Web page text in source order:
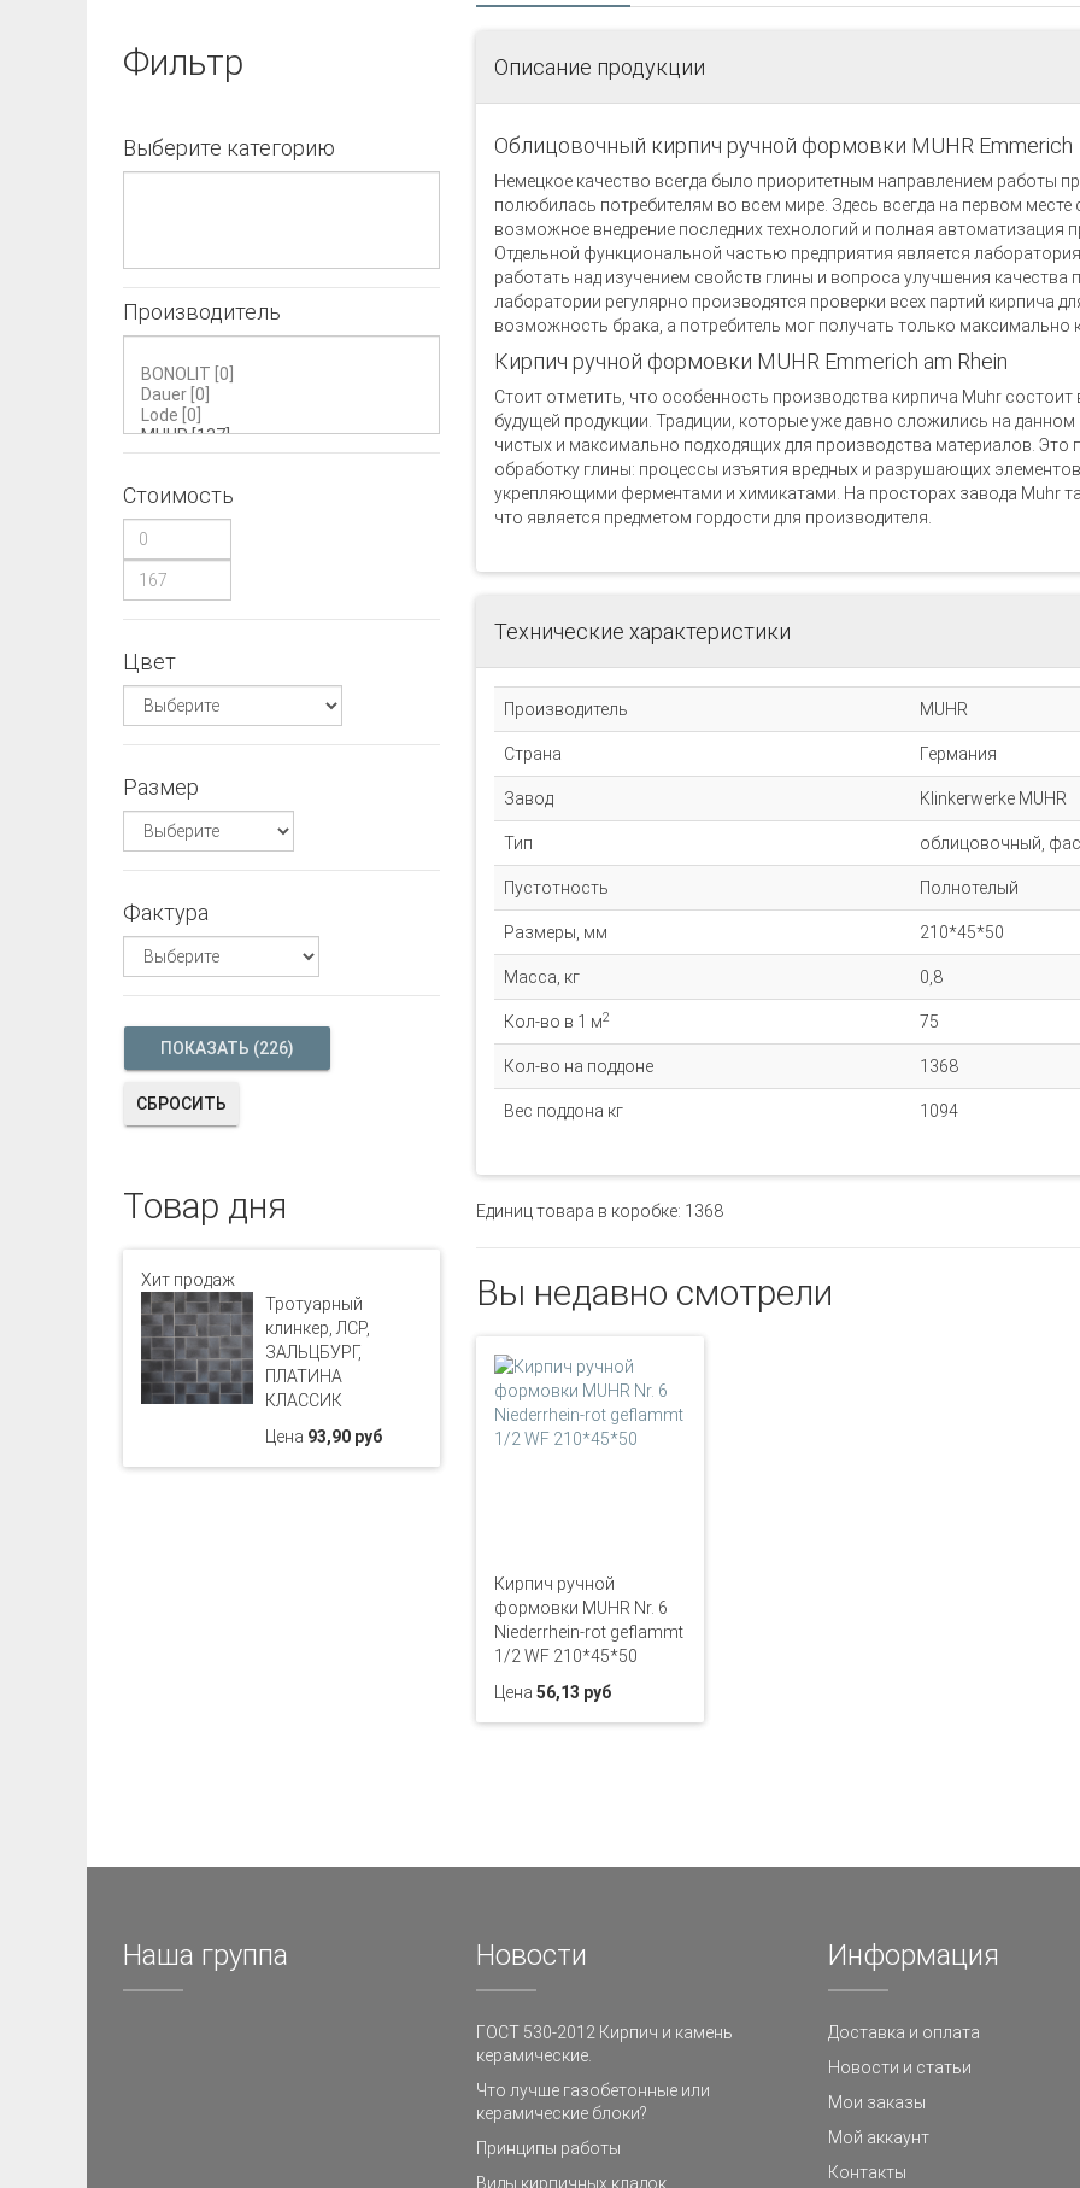
Описание продукции
Облицовочный кирпич ручной формовки MUHR Emmerich
Немецкое качество всегда было приоритетным направлением работы
полюбилась потребителям во всем мире. Здесь всегда на первом
возможное внедрение последних технологий и полная автоматизация
Отдельной функциональной частью предприятия является
работать над изучением свойств глины и вопроса улучшения
лаборатории регулярно производятся проверки всех партий кирпича
возможность брака, а потребитель мог получать только максимально
Кирпич ручной формовки MUHR Emmerich am Rhein
Стоит отметить, что особенность производства кирпича Muhr
будущей продукции. Традиции, которые уже давно сложились на
чистых и максимально подходящих для производства материалов.
обработку глины: процессы изъятия вредных и разрушающих
укрепляющими ферментами и химикатами. На просторах завода Muhr
что является предметом гордости для производителя.
Технические характеристики
Производитель MUHR
Страна Германия
Завод Klinkerwerke MUHR
Тип облицовочный,
Пустотность Полнотелый
Размеры, мм 210*45*50
Масса, кг 0,8
Кол-во в 1 м2 75
Кол-во на поддоне 1368
Вес поддона кг 1094
Единиц товара в коробке: 1368
Вы недавно смотрели
Кирпич ручной
формовки MUHR Nr. 6
Niederrhein-rot geflammt
1/2 WF 210*45*50
Цена 56,13 руб
Фильтр
Выберите категорию
Производитель
Стоимость
Цвет
Размер
Фактура
СБРОСИТЬ
Товар дня
Хит продаж
Тротуарный
клинкер, ЛСР,
ЗАЛЬЦБУРГ,
ПЛАТИНА
КЛАССИК
Цена 93,90 руб
Наша группа Новости
ГОСТ 530-2012 Кирпич и камень
керамические.
Что лучше газобетонные или
керамические блоки?
Принципы работы
Виды кирпичных кладок
Информация
Доставка и оплата
Новости и статьи
Мои заказы
Мой аккаунт
Контакты